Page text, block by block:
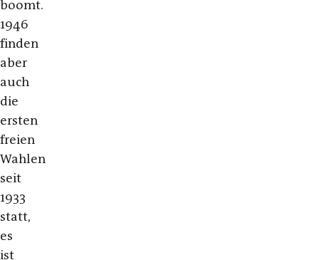
boomt.
1946
finden
aber
auch
die
ersten
freien
Wahlen
seit
1933
statt,
es
ist